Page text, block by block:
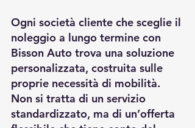
Ogni società cliente che sceglie il
noleggio a lungo termine con
Bisson Auto trova una soluzione
personalizzata, costruita sulle
proprie necessità di mobilità.
Non si tratta di un servizio
standardizzato, ma di un’offerta